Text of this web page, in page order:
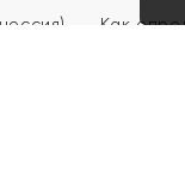
Как